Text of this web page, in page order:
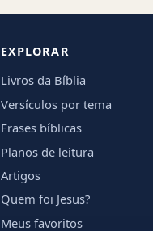
EXPLORAR
Livros da Bíblia
Versículos por tema
Frases bíblicas
Planos de leitura
Artigos
Quem foi Jesus?
Meus favoritos